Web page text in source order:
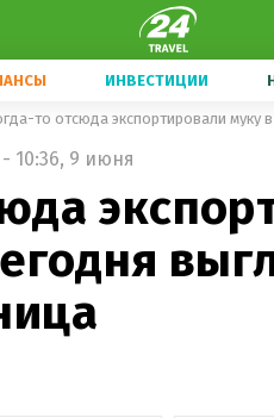
ИНВЕСТИЦИИ
10:36, 9 июня